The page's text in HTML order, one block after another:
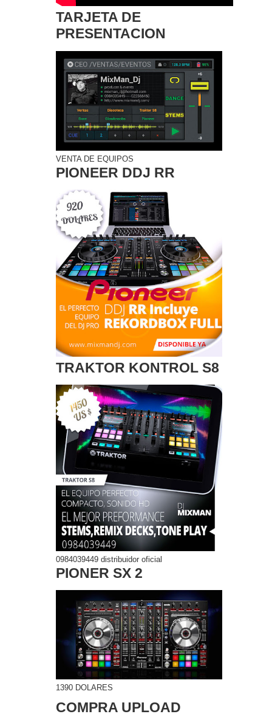
TARJETA DE
PRESENTACION
VENTA DE EQUIPOS
PIONEER DDJ RR
TRAKTOR KONTROL S8
0984039449 distribuidor oficial
PIONER SX 2
1390 DOLARES
COMPRA UPLOAD